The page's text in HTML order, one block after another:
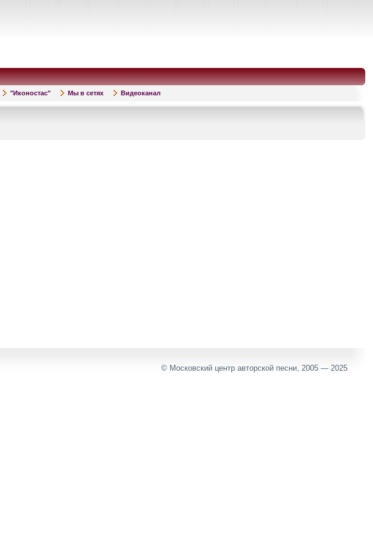
"Иконостас" Мы в сетях Видеоканал
© Московский центр авторской песни, 2005 — 2025